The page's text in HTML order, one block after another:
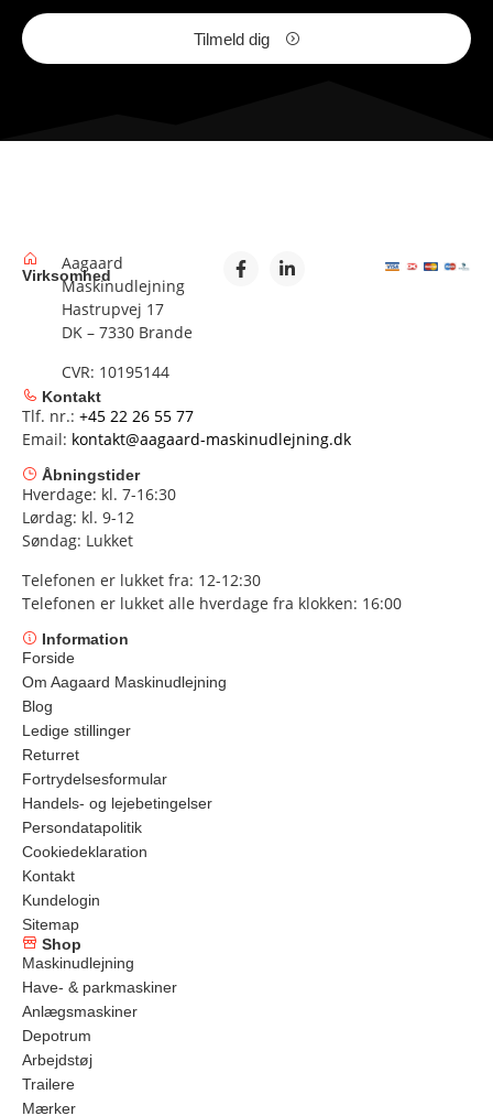
Tilmeld dig
Virksomhed
Aagaard
Maskinudlejning
Hastrupvej 17
DK – 7330 Brande
CVR: 10195144
Kontakt
Tlf. nr.: +45 22 26 55 77
Email: kontakt@aagaard-maskinudlejning.dk
Åbningstider
Hverdage: kl. 7-16:30
Lørdag: kl. 9-12
Søndag: Lukket
Telefonen er lukket fra: 12-12:30
Telefonen er lukket alle hverdage fra klokken: 16:00
Information
Forside
Om Aagaard Maskinudlejning
Blog
Ledige stillinger
Returret
Fortrydelsesformular
Handels- og lejebetingelser
Persondatapolitik
Cookiedeklaration
Kontakt
Kundelogin
Sitemap
Shop
Maskinudlejning
Have- & parkmaskiner
Anlægsmaskiner
Depotrum
Arbejdstøj
Trailere
Mærker